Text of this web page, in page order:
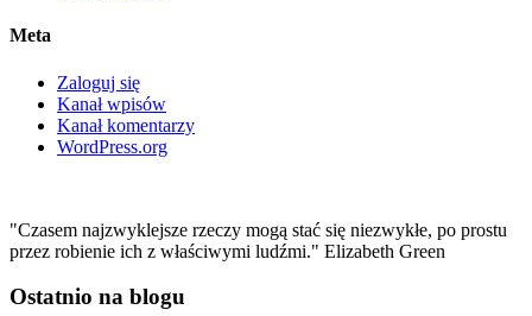
Meta
Zaloguj się
Kanał wpisów
Kanał komentarzy
WordPress.org
"Czasem najzwyklejsze rzeczy mogą stać się niezwykłe, po prostu
przez robienie ich z właściwymi ludźmi." Elizabeth Green
Ostatnio na blogu